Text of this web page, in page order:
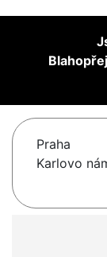
Praha
Karlovo